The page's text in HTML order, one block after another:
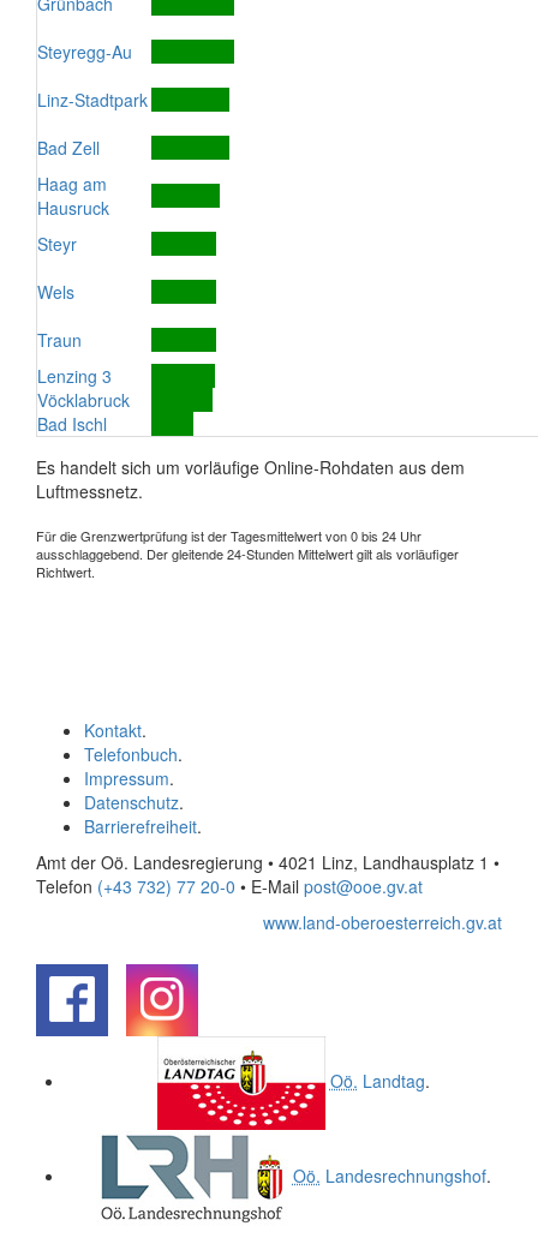
Steyregg-Au
Linz-Stadtpark
Bad Zell
Haag am
Hausruck
Steyr
Wels
Traun
Lenzing 3
Vöcklabruck
Bad Ischl
Es handelt sich um vorläufige Online-Rohdaten aus dem
Luftmessnetz.
Für die Grenzwertprüfung ist der Tagesmittelwert von 0 bis 24 Uhr
ausschlaggebend. Der gleitende 24-Stunden Mittelwert gilt als vorläufiger
Richtwert.
Kontakt.
Telefonbuch.
Impressum.
Datenschutz.
Barrierefreiheit.
Amt der Oö. Landesregierung • 4021 Linz, Landhausplatz 1 •
Telefon (+43 732) 77 20-0 • E-Mail post@ooe.gv.at
www.land-oberoesterreich.gv.at
Oö. Landtag.
Oö. Landesrechnungshof.